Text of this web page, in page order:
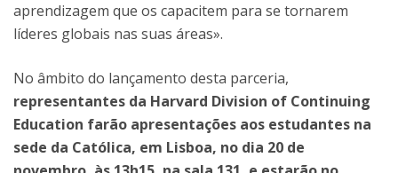
aprendizagem que os capacitem para se tornarem
líderes globais nas suas áreas».
No âmbito do lançamento desta parceria,
representantes da Harvard Division of Continuing
Education farão apresentações aos estudantes na
sede da Católica, em Lisboa, no dia 20 de